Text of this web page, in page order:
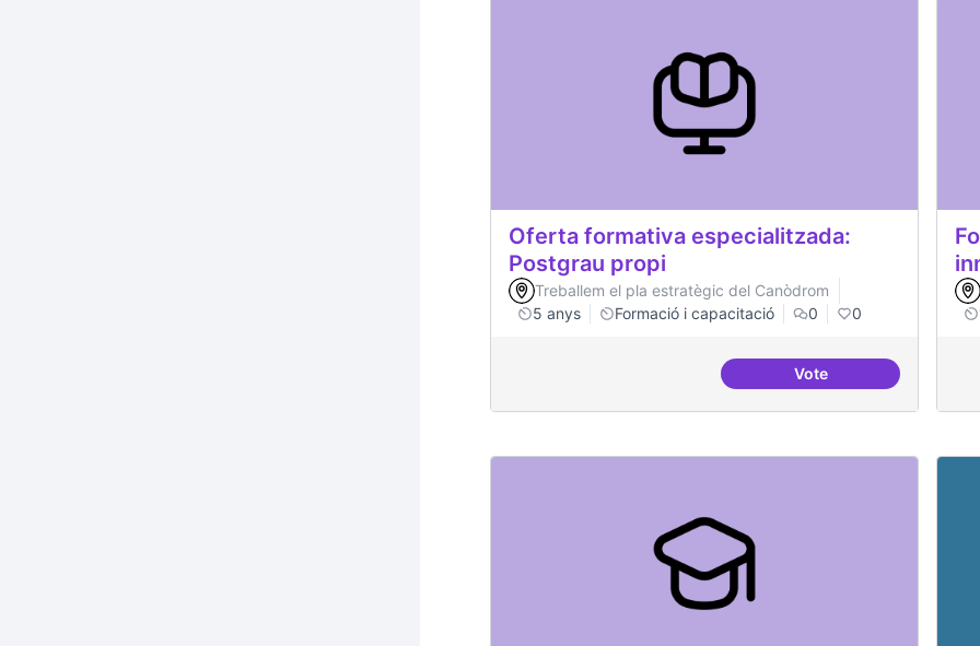
Oferta formativa especialitzada:
Postgrau propi
Treballem el pla estratègic del Canòdrom
5 anys
Formació i capacitació 0 0
VoteOferta formativa